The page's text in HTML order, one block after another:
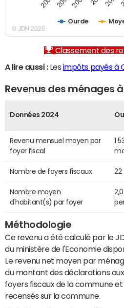
Ourde
© JDN 2026
Classement des
A lire aussi :Les impôts payés à
Revenus des ménages
Données 2024
Revenu mensuel moyen par
foyer fiscal
1
Nombre de foyers fiscaux 22
Nombre moyen
d'habitant(s) par foyer
2,0
Méthodologie
Ce revenu a été calculé par le
du ministère de l'Economie
Le revenu net moyen par
du montant des déclarations
foyers fiscaux de la commune
recensés sur la commune.